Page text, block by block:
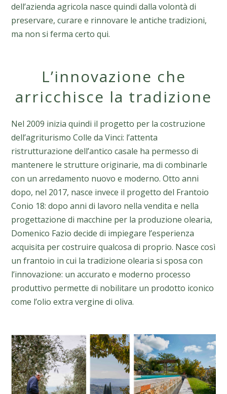
dell’azienda agricola nasce quindi dalla volontà di
preservare, curare e rinnovare le antiche tradizioni,
ma non si ferma certo qui.
L’innovazione che
arricchisce la tradizione
Nel 2009 inizia quindi il progetto per la costruzione
dell’agriturismo Colle da Vinci: l’attenta
ristrutturazione dell’antico casale ha permesso di
mantenere le strutture originarie, ma di combinarle
con un arredamento nuovo e moderno. Otto anni
dopo, nel 2017, nasce invece il progetto del Frantoio
Conio 18: dopo anni di lavoro nella vendita e nella
progettazione di macchine per la produzione olearia,
Domenico Fazio decide di impiegare l’esperienza
acquisita per costruire qualcosa di proprio. Nasce così
un frantoio in cui la tradizione olearia si sposa con
l’innovazione: un accurato e moderno processo
produttivo permette di nobilitare un prodotto iconico
come l’olio extra vergine di oliva.